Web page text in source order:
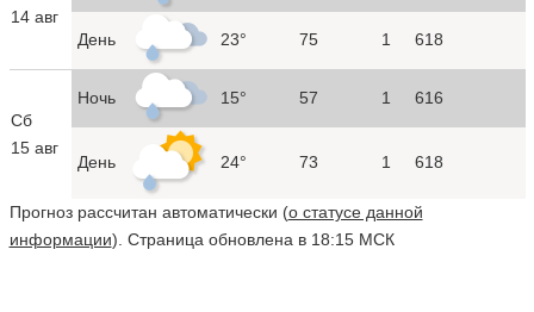
14 авг
День 23° 75 1 618
Сб
15 авг
Ночь 15° 57 1 616
День 24° 73 1 618
Прогноз рассчитан автоматически (о статусе данной
информации). Страница обновлена в 18:15 МСК